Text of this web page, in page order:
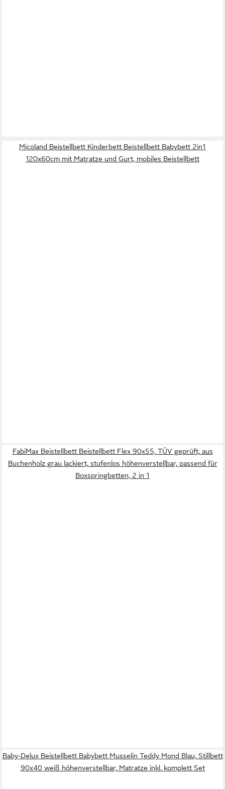
Micoland Beistellbett Kinderbett Beistellbett Babybett 2in1
120x60cm mit Matratze und Gurt, mobiles Beistellbett
FabiMax Beistellbett Beistellbett Flex 90x55, TÜV geprüft, aus
Buchenholz grau lackiert, stufenlos höhenverstellbar, passend für
Boxspringbetten, 2 in 1
Baby-Delux Beistellbett Babybett Musselin Teddy Mond Blau, Stillbett
90x40 weiß höhenverstellbar, Matratze inkl. komplett Set